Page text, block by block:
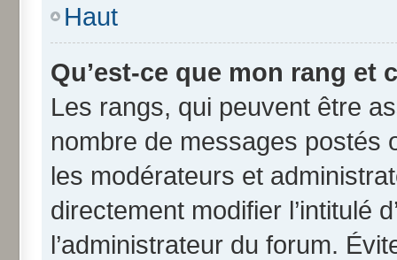
Haut
Qu’est-ce que mon rang et
Les rangs, qui peuvent être
nombre de messages postés
les modérateurs et
directement modifier l’intitulé
l’administrateur du forum.